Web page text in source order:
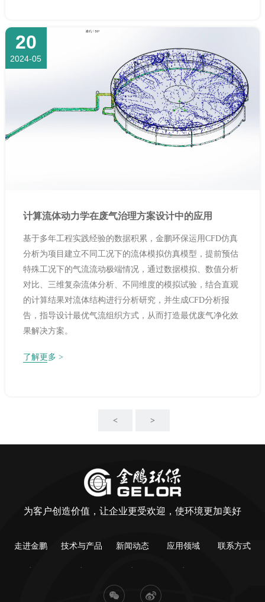
20
2024-05
计算流体动力学在废气治理方案设计中的应用
基于多年工程实践经验的数据积累，金鹏环保运用CFD仿真
分析为项目建立不同工况下的流体模拟仿真模型，提前预估
特殊工况下的气流流动极端情况，通过数据模拟、数值分析
对比、三维复杂流体分析、不同维度的模拟试验，结合直观
的计算结果对流体结构进行分析研究，并生成CFD分析报
告，指导设计最优气流组织方式，从而打造最优废气净化效
果解决方案。
了解更多 >
< >
为客户创造价值，让企业更受欢迎，使环境更加美好
走进金鹏 技术与产品 新闻动态 应用领域 联系方式